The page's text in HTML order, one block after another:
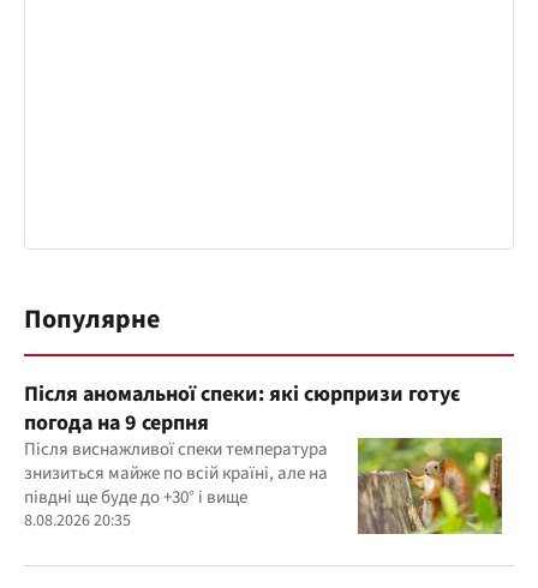
Популярне
Після аномальної спеки: які сюрпризи готує
погода на 9 серпня
Після виснажливої спеки температура
знизиться майже по всій країні, але на
півдні ще буде до +30° і вище
8.08.2026 20:35